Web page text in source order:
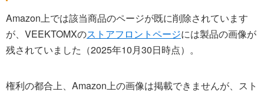
Amazon上では該当商品のページが既に削除されています
が、VEEKTOMXのストアフロントページには製品の画像が
残されていました（2025年10月30日時点）。
権利の都合上、Amazon上の画像は掲載できませんが、スト